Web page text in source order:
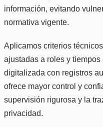
información, evitando
normativa vigente.
Aplicamos criterios
ajustadas a roles y
digitalizada con registros
ofrece mayor control y
supervisión rigurosa y la
privacidad.